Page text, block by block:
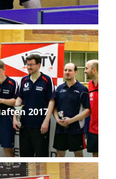
2017